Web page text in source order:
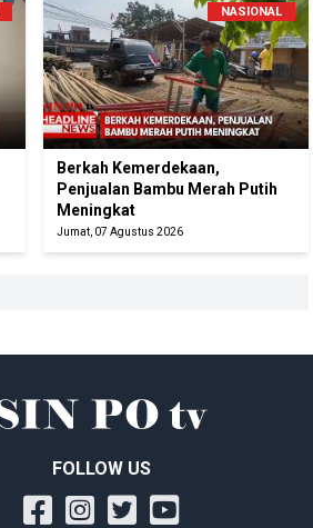
NASIONAL
Berkah Kemerdekaan,
Penjualan Bambu Merah Putih
Meningkat
Jumat, 07 Agustus 2026
FOLLOW US